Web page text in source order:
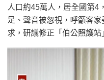
人口約45萬人，居全國第4
足、聲音被忽視，呼籲客
求，研議修正「伯公照護站